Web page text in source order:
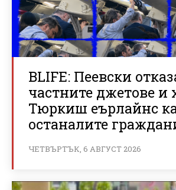
BLIFE: Пеевски
частните джетове и
Тюркиш еърлайнс
останалите
ЧЕТВЪРТЪК, 6 АВГУСТ 2026